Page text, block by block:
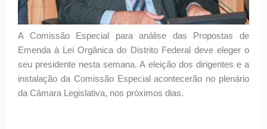
A Comissão Especial para análise das Propostas de
Emenda à Lei Orgânica do Distrito Federal deve eleger o
seu presidente nesta semana. A eleição dos dirigentes e a
instalação da Comissão Especial acontecerão no plenário
da Câmara Legislativa, nos próximos dias.